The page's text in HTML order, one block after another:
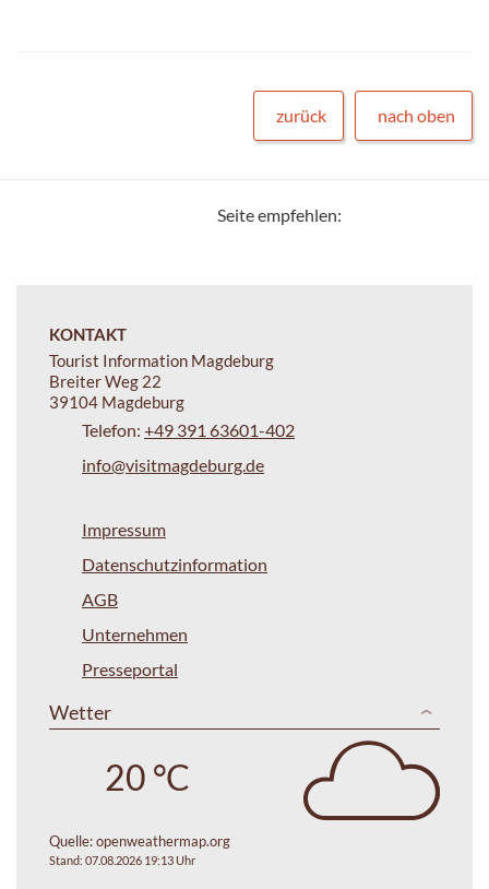
zurück nach oben
Seite empfehlen:
KONTAKT
Tourist Information Magdeburg
Breiter Weg 22
39104 Magdeburg
Telefon: +49 391 63601-402
info@visitmagdeburg.de
Impressum
Datenschutzinformation
AGB
Unternehmen
Presseportal
Wetter
20 °C
Quelle:openweathermap.org
Stand: 07.08.2026 19:13 Uhr